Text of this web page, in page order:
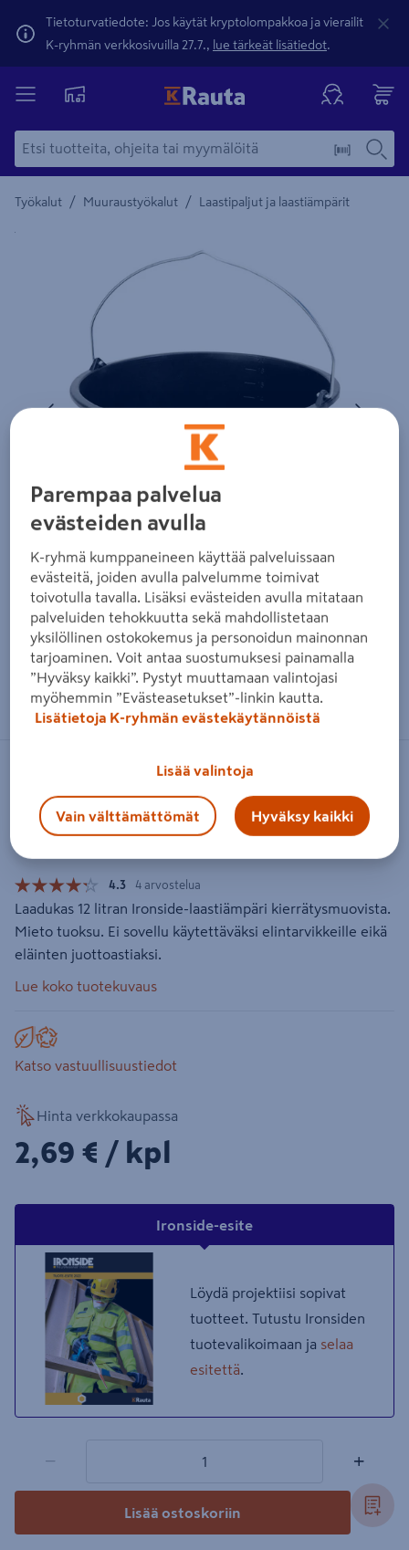
Tietoturvatiedote: Jos käytät kryptolompakkoa ja vierailit
K-ryhmän verkkosivuilla 27.7., lue tärkeät lisätiedot.
Työkalut / Muuraustyökalut / Laastipaljut ja laastiämpärit
Yksityiskohtainen kuvaus löytyy Tuotteen kuvaus -
Edellinen
Zoomaa kuvaa sormilla kosketusnäytöllä
Laastipalju Ironside 12l musta
Tuotenumero:502396447 EAN-koodi 3394661026408
4.3 4 arvostelua
Laadukas 12 litran Ironside-laastiämpäri kierrätysmuovista.
Mieto tuoksu. Ei sovellu käytettäväksi elintarvikkeille eikä
eläinten juottoastiaksi.
Lue koko tuotekuvaus
Katso vastuullisuustiedot
Hinta verkkokaupassa
2,69€/kpl
2,69 € / kpl
Ironside-esite
Löydä projektiisi sopivat
tuotteet. Tutustu Ironsiden
tuotevalikoimaan ja selaa
esitettä
− +
Lisää ostoskoriin
Parempaa palvelua
evästeiden avulla
K-ryhmä kumppaneineen käyttää palveluissaan
evästeitä, joiden avulla palvelumme toimivat
toivotulla tavalla. Lisäksi evästeiden avulla mitataan
palveluiden tehokkuutta sekä mahdollistetaan
yksilöllinen ostokokemus ja personoidun mainonnan
tarjoaminen. Voit antaa suostumuksesi painamalla
”Hyväksy kaikki”. Pystyt muuttamaan valintojasi
myöhemmin ”Evästeasetukset”-linkin kautta.
Lisätietoja K-ryhmän evästekäytännöistä
Lisää valintoja
Vain välttämättömät Hyväksy kaikki